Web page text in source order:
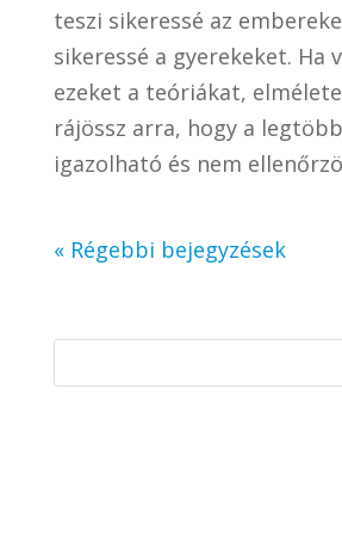
teszi sikeressé az
sikeressé a gyerekeket. Ha
ezeket a teóriákat,
rájössz arra, hogy a
igazolható és nem
« Régebbi bejegyzések